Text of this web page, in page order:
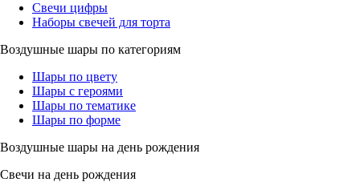
Свечи цифры
Наборы свечей для торта
Воздушные шары по категориям
Шары по цвету
Шары с героями
Шары по тематике
Шары по форме
Воздушные шары на день рождения
Свечи на день рождения